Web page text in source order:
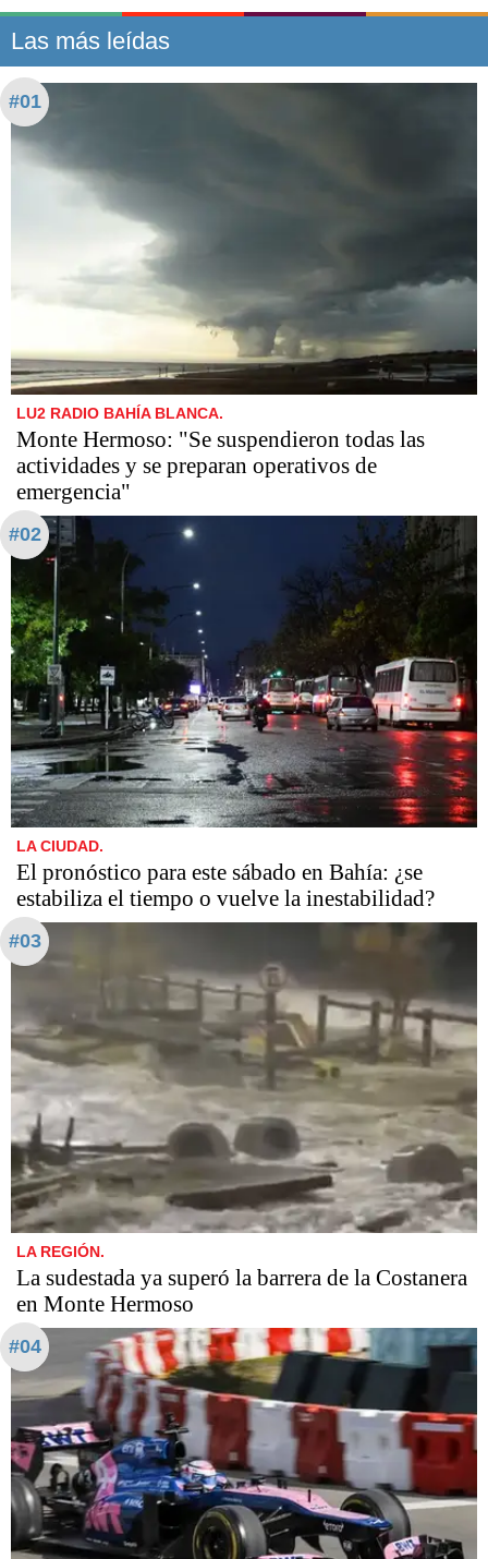
Las más leídas
#01
LU2 RADIO BAHÍA BLANCA.
Monte Hermoso: "Se suspendieron todas las
actividades y se preparan operativos de
emergencia"
#02
LA CIUDAD.
El pronóstico para este sábado en Bahía: ¿se
estabiliza el tiempo o vuelve la inestabilidad?
#03
LA REGIÓN.
La sudestada ya superó la barrera de la Costanera
en Monte Hermoso
#04